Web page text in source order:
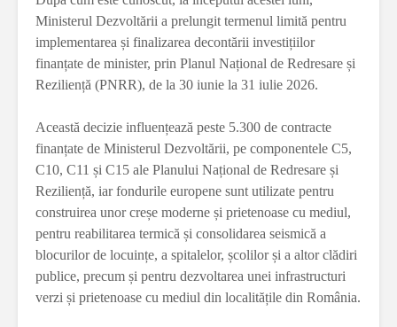
Ministerul Dezvoltării a prelungit termenul limită pentru
implementarea și finalizarea decontării investițiilor
finanțate de minister, prin Planul Național de Redresare și
Reziliență (PNRR), de la 30 iunie la 31 iulie 2026.
Această decizie influențează peste 5.300 de contracte
finanțate de Ministerul Dezvoltării, pe componentele C5,
C10, C11 și C15 ale Planului Național de Redresare și
Reziliență, iar fondurile europene sunt utilizate pentru
construirea unor creșe moderne și prietenoase cu mediul,
pentru reabilitarea termică și consolidarea seismică a
blocurilor de locuințe, a spitalelor, școlilor și a altor clădiri
publice, precum și pentru dezvoltarea unei infrastructuri
verzi și prietenoase cu mediul din localitățile din România.